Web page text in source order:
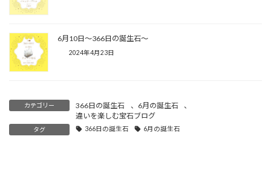
6月10日〜366日の誕生石〜
2024年4月23日
カテゴリー 366日の誕生石 、 6月の誕生石
、
違いを楽しむ宝石ブログ
タグ 366日の誕生石 6月の誕生石